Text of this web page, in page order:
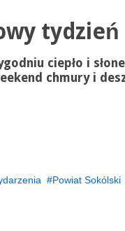
tydzień
ciepło i
chmury i
Powiat Sokólski